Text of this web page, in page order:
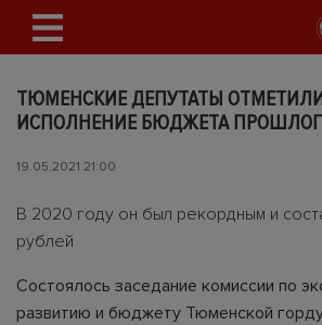
ТЮМЕНСКИЕ ДЕПУТАТЫ
ИСПОЛНЕНИЕ БЮДЖЕТА
19.05.2021 21:00
В 2020 году он был рекордным и
рублей
Состоялось заседание комиссии по
развитию и бюджету Тюменской